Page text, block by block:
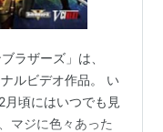
ラザーズ」は、
ルビデオ作品。 い
頃にはいつでも見
マジに色々あった